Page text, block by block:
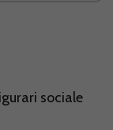
sociale